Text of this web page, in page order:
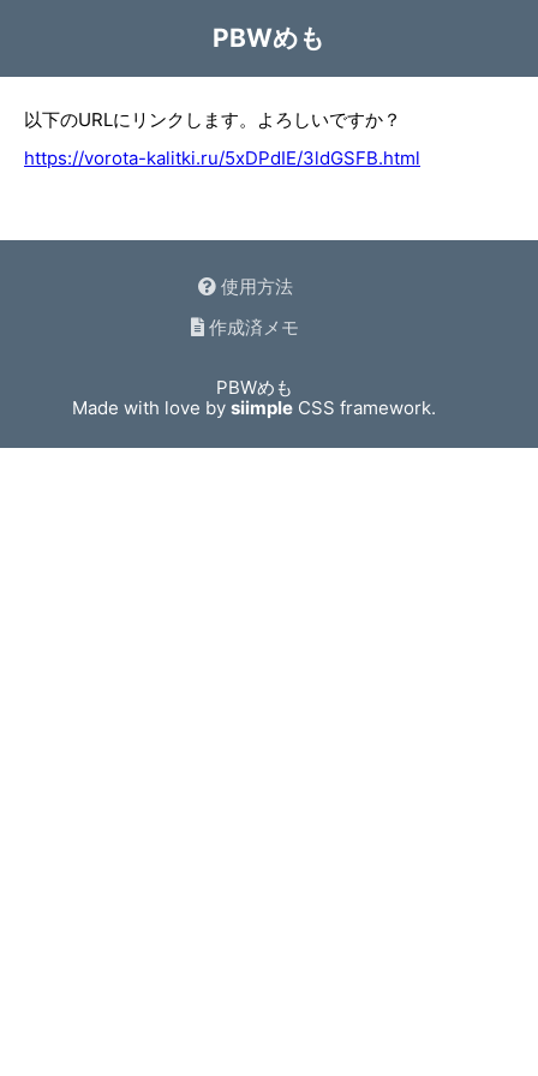
PBWめも
以下のURLにリンクします。よろしいですか？
https://vorota-kalitki.ru/5xDPdIE/3ldGSFB.html
使用方法
作成済メモ
PBWめも
Made with love bysiimple CSS framework.